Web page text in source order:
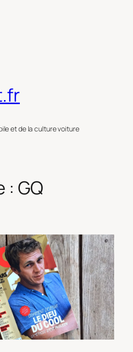
et de la culture voiture
: GQ